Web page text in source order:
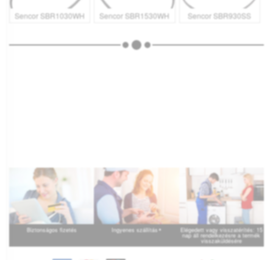
Sencor SBR1030WH Sencor SBR1530WH Sencor SBR930SS
Biztonságos fizetés Ingyenes szállítás* Elégedett vagy visszatérítés: 15
nap áll rendelkezésre a termék
visszaküldésére